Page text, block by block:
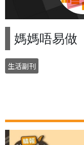
媽媽唔易做
生活副刊